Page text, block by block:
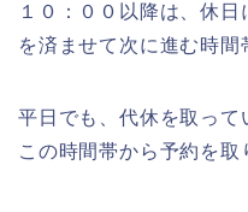
１０：００以降は、休
を済ませて次に進む時間
平日でも、代休を取っ
この時間帯から予約を取